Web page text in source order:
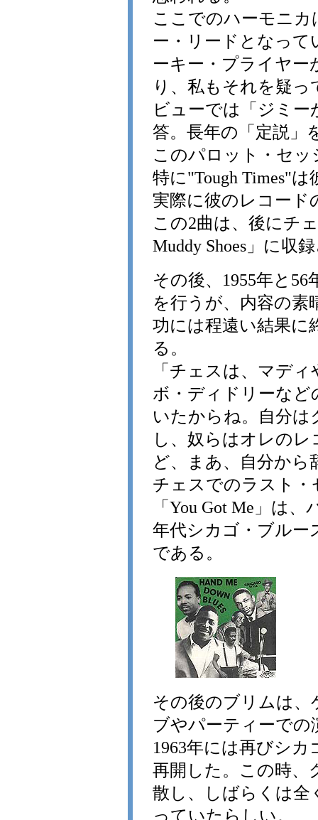
ここでのハーモニカ
ー・リードとなっ
ーキー・プライヤ
り、私もそれを疑
ビューでは「ジミ
答。長年の「定説」
このパロット・セ
特に"Tough Times"
実際に彼のレコード
この2曲は、後にチ
Muddy Shoes」に収
その後、1955年と
を行うが、内容の素
功には程遠い結果に
る。
「チェスは、マデ
ボ・ディドリーな
いたからね。自分
し、奴らはオレの
ど、まあ、自分から
チェスでのラスト・
「You Got Me」は
年代シカゴ・ブルー
である。
その後のブリムは
ブやパーティーで
1963年には再びシ
再開した。この時、
散し、しばらくは全
っていたらしい。